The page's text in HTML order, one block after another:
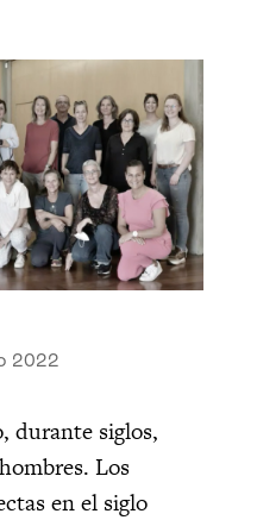
2022
durante siglos,
Los
en el siglo